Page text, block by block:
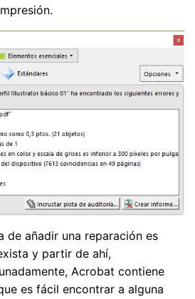
de añadir una reparación es
y partir de ahí,
Acrobat contiene
es fácil encontrar a alguna